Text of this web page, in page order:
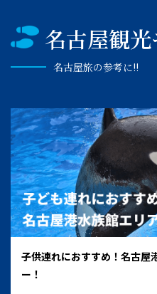
名古屋観
名古屋旅の参考に!!
子供連れにおすすめ！名古屋
ー！